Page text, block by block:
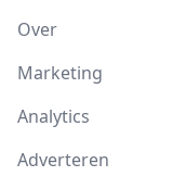
Over
Marketing
Analytics
Adverteren